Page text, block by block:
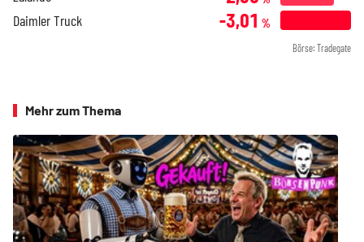
Daimler Truck -3,01 %
Börse: Tradegate
Mehr zum Thema